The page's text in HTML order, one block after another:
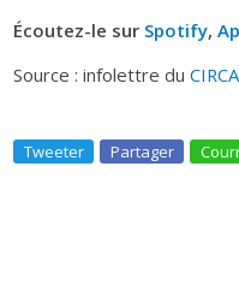
Écoutez-le sur Spotify,
Source : infolettre du CIRCA
Tweeter Partager